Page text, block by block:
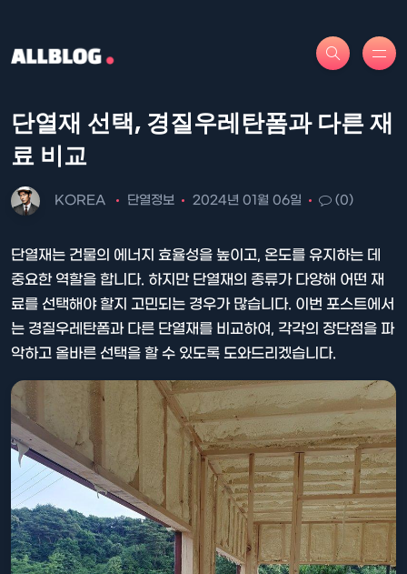
단열재 선택, 경질우레탄폼과 다른 재
료 비교
KOREA 단열정보 2024년 01월 06일 (0)
단열재는 건물의 에너지 효율성을 높이고, 온도를 유지하는 데
중요한 역할을 합니다. 하지만 단열재의 종류가 다양해 어떤 재
료를 선택해야 할지 고민되는 경우가 많습니다. 이번 포스트에서
는 경질우레탄폼과 다른 단열재를 비교하여, 각각의 장단점을 파
악하고 올바른 선택을 할 수 있도록 도와드리겠습니다.